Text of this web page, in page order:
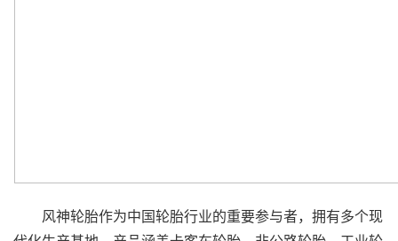
风神轮胎作为中国轮胎行业的重要参与者，拥有多个现